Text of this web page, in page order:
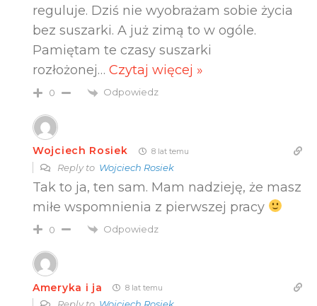
reguluje. Dziś nie wyobrażam sobie życia
bez suszarki. A już zimą to w ogóle.
Pamiętam te czasy suszarki
rozłożonej… Czytaj więcej »
0 Odpowiedz
Wojciech Rosiek 8 lat temu
Reply to Wojciech Rosiek
Tak to ja, ten sam. Mam nadzieję, że masz
miłe wspomnienia z pierwszej pracy
0 Odpowiedz
Ameryka i ja 8 lat temu